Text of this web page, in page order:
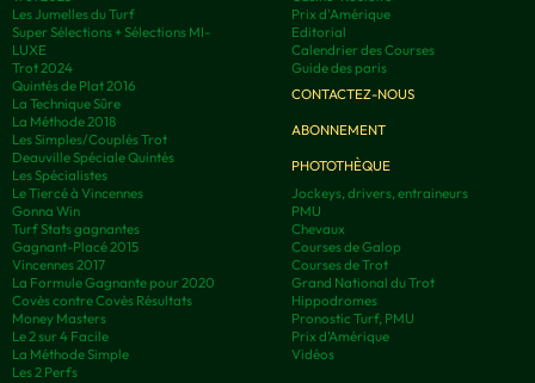
Les Jumelles du Turf
Super Sélections + Sélections MI-
LUXE
Trot 2024
Quintés de Plat 2016
La Technique Sûre
La Méthode 2018
Les Simples/Couplés Trot
Deauville Spéciale Quintés
Les Spécialistes
Le Tiercé à Vincennes
Gonna Win
Turf Stats gagnantes
Gagnant-Placé 2015
Vincennes 2017
La Formule Gagnante pour 2020
Covès contre Covès Résultats
Money Masters
Le 2 sur 4 Facile
La Méthode Simple
Les 2 Perfs
Prix d'Amérique
Editorial
Calendrier des Courses
Guide des paris
CONTACTEZ-NOUS
ABONNEMENT
PHOTOTHÈQUE
Jockeys, drivers, entraineurs
PMU
Chevaux
Courses de Galop
Courses de Trot
Grand National du Trot
Hippodromes
Pronostic Turf, PMU
Prix d’Amérique
Vidéos